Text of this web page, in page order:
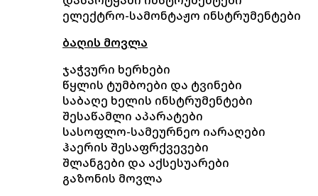
ელექტრო-სამონტაჟო ინსტრუმენტები
ბაღის მოვლა
ჯაჭვური ხერხები
წყლის ტუმბოები და ტვინები
საბაღე ხელის ინსტრუმენტები
შესაწამლი აპარატები
სასოფლო-სამეურნეო იარაღები
ჰაერის შესაფრქვევები
შლანგები და აქსესუარები
გაზონის მოვლა